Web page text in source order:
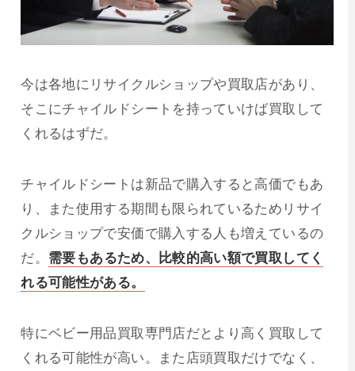
今は各地にリサイクルショップや買取店があり、
そこにチャイルドシートを持っていけば買取して
くれるはずだ。
チャイルドシートは新品で購入すると高価でもあ
り、また使用する期間も限られているためリサイ
クルショップで安価で購入する人も増えているの
だ。 需要もあるため、比較的高い額で買取してく
れる可能性がある。
特にベビー用品買取専門店だとより高く買取して
くれる可能性が高い。また店頭買取だけでなく、